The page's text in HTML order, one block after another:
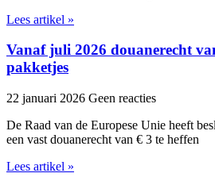
Lees artikel »
Vanaf juli 2026 douanerecht
pakketjes
22 januari 2026 Geen reacties
De Raad van de Europese Unie heeft
een vast douanerecht van € 3 te heffen
Lees artikel »